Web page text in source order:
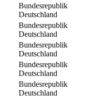
Bundesrepublik
Deutschland
Bundesrepublik
Deutschland
Bundesrepublik
Deutschland
Bundesrepublik
Deutschland
Bundesrepublik
Deutschland